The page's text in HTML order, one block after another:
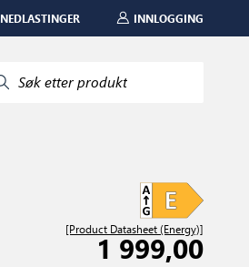
NEDLASTINGER INNLOGGING
Søk etter produkt
[Product Datasheet (Energy)]
1 999,00